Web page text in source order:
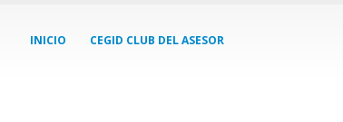
INICIO CEGID CLUB DEL ASESOR